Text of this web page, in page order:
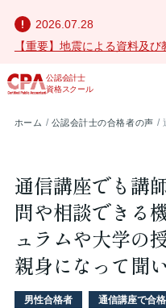
2026.07.28
【重要】地震による資料及
公認会計士
資格スクール
ホーム 公認会計士の合格者の声
通信講座でも講
問や相談できる
ュラムや大学の
親身になって聞
男性合格者 通信講座で合格